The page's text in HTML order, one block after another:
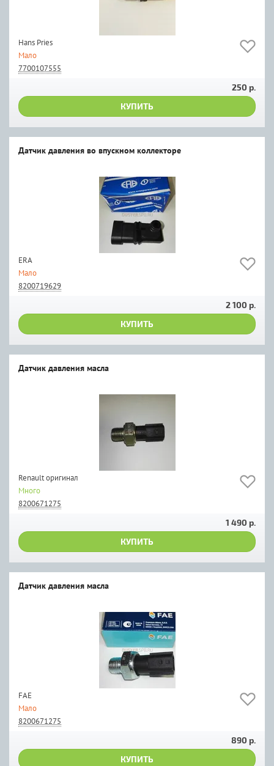
Hans Pries
Мало
7700107555
250 р.
КУПИТЬ
Датчик давления во впускном коллекторе
ERA
Мало
8200719629
2 100 р.
КУПИТЬ
Датчик давления масла
Renault оригинал
Много
8200671275
1 490 р.
КУПИТЬ
Датчик давления масла
FAE
Мало
8200671275
890 р.
КУПИТЬ